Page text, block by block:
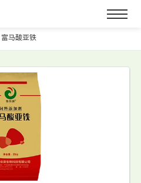
富马酸亚铁